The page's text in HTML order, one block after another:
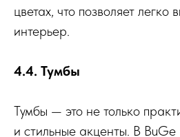
цветах, что позволяет легко
интерьер.
4.4. Тумбы
Тумбы — это не только
и стильные акценты. В BuGe